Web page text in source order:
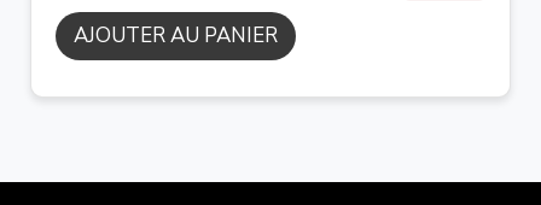
AJOUTER AU PANIER